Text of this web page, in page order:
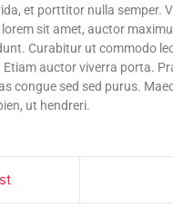
et porttitor nulla semper.
sit amet, auctor
Curabitur ut commodo
auctor viverra porta.
congue sed sed purus.
ut hendreri.